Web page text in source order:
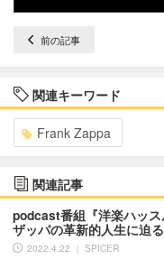
前の記事
関連キーワード
Frank Zappa
関連記事
podcast番組『洋楽ハッ
ザッパの革新的人生に迫
2022.4.22 ｜ SPICER